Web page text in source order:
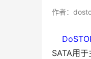
作者：
SATA用